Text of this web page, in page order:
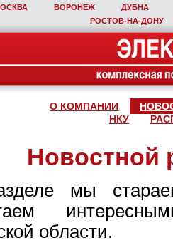
ВОРОНЕЖ
ДУБНА
РОСТОВ‑НА‑ДОНУ
О КОМПАНИИ
НКУ
Новостной
мы
области.